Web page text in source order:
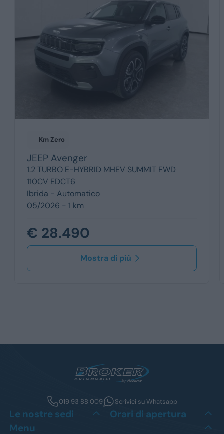
Km Zero
JEEP Avenger
1.2 TURBO E-HYBRID MHEV SUMMIT FWD
110CV EDCT6
Ibrida - Automatico
05/2026 - 1 km
€ 28.490
Mostra di più
019 93 88 009 Scrivici su Whatsapp
Le nostre sedi
Orari di apertura
Menu